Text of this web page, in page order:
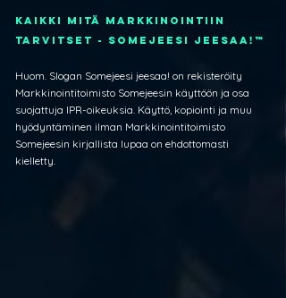
Kaikki mitä markkinointiin
tarvitset - SOMEJEESI JEESAA!™
Huom. Slogan Somejeesi jeesaa! on rekisteröity
Markkinointitoimisto Somejeesin käyttöön ja osa
suojattuja IPR-oikeuksia. Käyttö, kopiointi ja muu
hyödyntäminen ilman Markkinointitoimisto
Somejeesin kirjallista lupaa on ehdottomasti
kielletty.